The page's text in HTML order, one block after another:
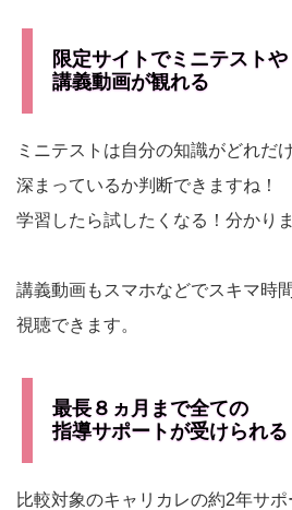
限定サイトでミニテストや
講義動画が観れる
ミニテストは自分の知識がどれだ
深まっているか判断できますね！
学習したら試したくなる！分かり
講義動画もスマホなどでスキマ時
視聴できます。
最長８ヵ月まで全ての
指導サポートが受けられる
比較対象のキャリカレの約2年サ